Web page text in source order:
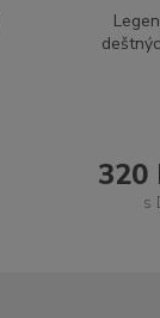
320
s